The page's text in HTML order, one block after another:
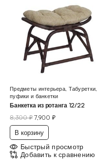
Предметы интерьера, Табуретки,
пуфики и банкетки
Банкетка из ротанга 12/22
8,300₽ 7,900 ₽
В корзину
Быстрый просмотр
Добавить к сравнению